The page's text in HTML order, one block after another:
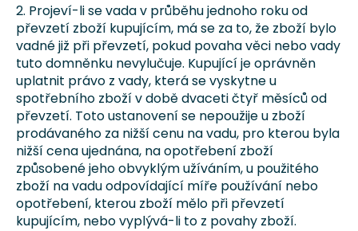
2. Projeví-li se vada v průběhu jednoho roku od
převzetí zboží kupujícím, má se za to, že zboží bylo
vadné již při převzetí, pokud povaha věci nebo vady
tuto domněnku nevylučuje. Kupující je oprávněn
uplatnit právo z vady, která se vyskytne u
spotřebního zboží v době dvaceti čtyř měsíců od
převzetí. Toto ustanovení se nepoužije u zboží
prodávaného za nižší cenu na vadu, pro kterou byla
nižší cena ujednána, na opotřebení zboží
způsobené jeho obvyklým užíváním, u použitého
zboží na vadu odpovídající míře používání nebo
opotřebení, kterou zboží mělo při převzetí
kupujícím, nebo vyplývá-li to z povahy zboží.